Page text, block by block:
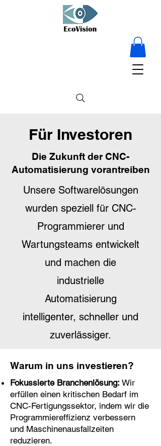
Für Investoren
Die Zukunft der CNC-
Automatisierung vorantreiben
Unsere Softwarelösungen
wurden speziell für CNC-
Programmierer und
Wartungsteams entwickelt
und machen die
industrielle
Automatisierung
intelligenter, schneller und
zuverlässiger.
Warum in uns investieren?
Fokussierte Branchenlösung: Wir
erfüllen einen kritischen Bedarf im
CNC-Fertigungssektor, indem wir die
Programmiereffizienz verbessern
und Maschinenausfallzeiten
reduzieren.